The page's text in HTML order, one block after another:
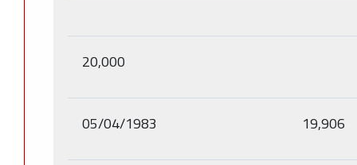
20,000
05/04/1983 19,906